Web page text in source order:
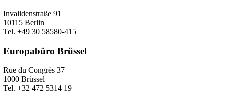
Invalidenstraße 91
10115 Berlin
Tel. +49 30 58580-415
Europabüro Brüssel
Rue du Congrès 37
1000 Brüssel
Tel. +32 472 5314 19